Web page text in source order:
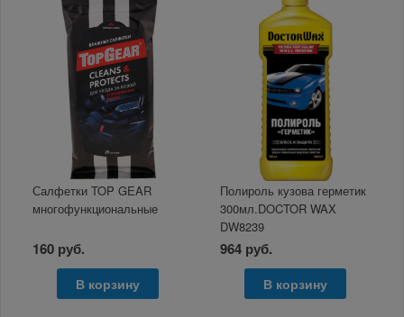
Салфетки TOP GEAR
многофункциональные
160 руб.
В корзину
Полироль кузова герметик
300мл.DOCTOR WAX
DW8239
964 руб.
В корзину